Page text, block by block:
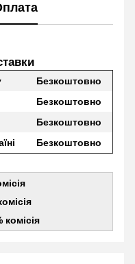
Безкоштовно
Безкоштовно
Безкоштовно
Безкоштовно